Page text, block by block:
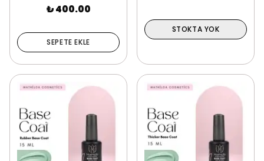
₺ 400.00
SEPETE EKLE
STOKTA YOK